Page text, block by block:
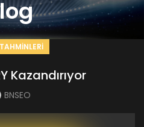
Kazandırıyor
BNSEO